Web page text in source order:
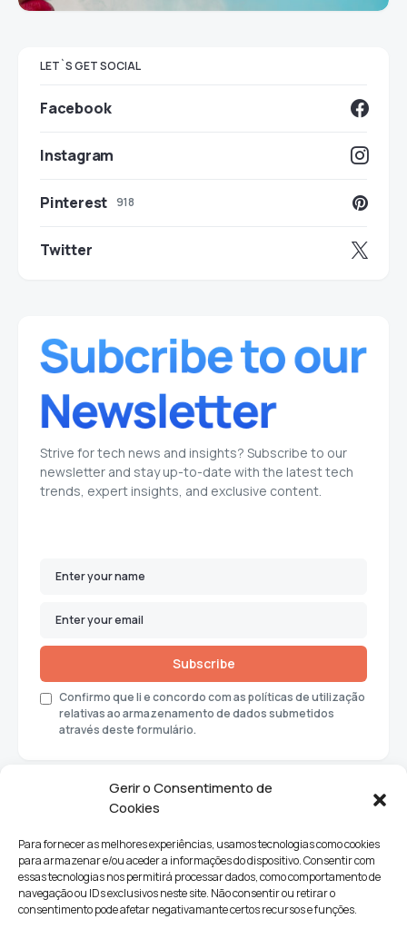
Gerir o Consentimento de
Cookies
Para fornecer as melhores experiências, usamos tecnologias como cookies
para armazenar e/ou aceder a informações do dispositivo. Consentir com
essas tecnologias nos permitirá processar dados, como comportamento de
navegação ou IDs exclusivos neste site. Não consentir ou retirar o
consentimento pode afetar negativamante certos recursos e funções.
LET`S GET SOCIAL
Facebook
Instagram
Pinterest 918
Twitter
Strive for tech news and insights? Subscribe to our
newsletter and stay up-to-date with the latest tech
trends, expert insights, and exclusive content.
Subscribe
Confirmo que li e concordo com as políticas de utilização
relativas ao armazenamento de dados submetidos
através deste formulário.